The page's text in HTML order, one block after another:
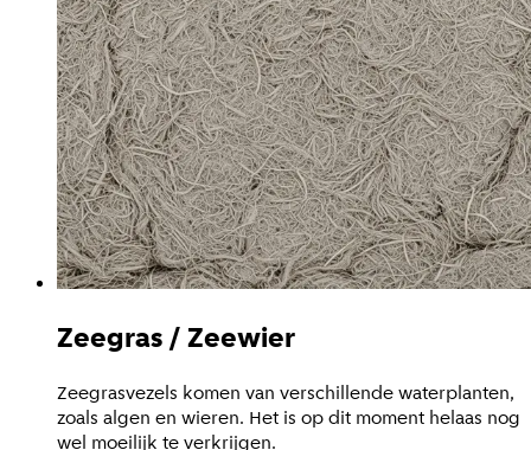
Zeegras / Zeewier
Zeegrasvezels komen van verschillende waterplanten,
zoals algen en wieren. Het is op dit moment helaas nog
wel moeilijk te verkrijgen.